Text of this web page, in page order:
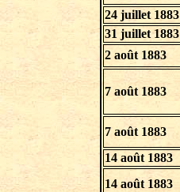
24 juillet 1883
31 juillet 1883
2 août 1883
7 août 1883
7 août 1883
14 août 1883
14 août 1883